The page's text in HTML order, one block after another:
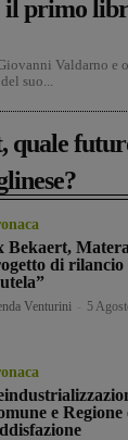
primo
Valdarno e
suo...
quale
Bekaert,
di rilancio
Venturini 5
e